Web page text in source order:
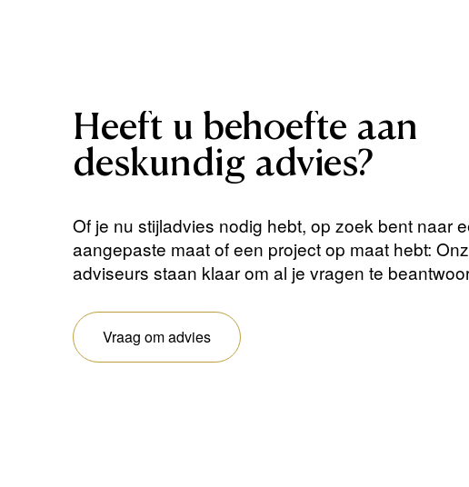
Heeft u behoefte aan
deskundig advies?
Of je nu stijladvies nodig hebt, op zoek bent naar
aangepaste maat of een project op maat hebt:
adviseurs staan ​​klaar om al je vragen te
Vraag om advies